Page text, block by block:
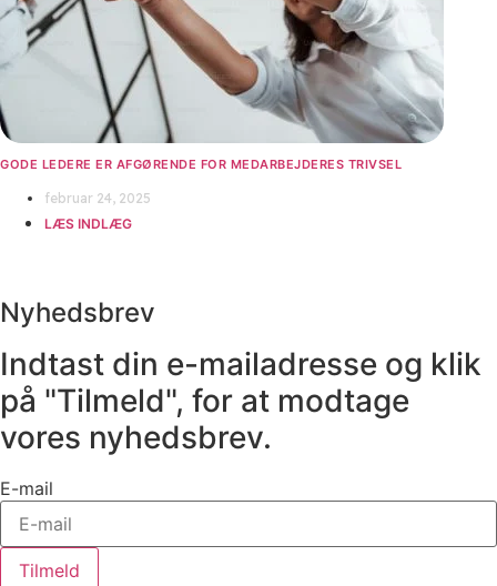
GODE LEDERE ER AFGØRENDE FOR MEDARBEJDERES TRIVSEL
februar 24, 2025
LÆS INDLÆG
Nyhedsbrev
Indtast din e-mailadresse og klik
på "Tilmeld", for at modtage
vores nyhedsbrev.
E-mail
Tilmeld